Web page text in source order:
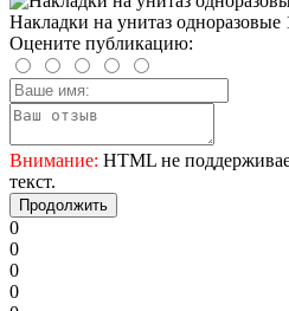
Накладки на унитаз
Оцените публикацию:
Внимание: HTML не
текст.
Продолжить
0
0
0
0